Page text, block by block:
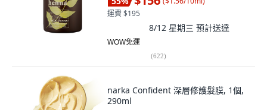
運費 $195
8/12 星期三 預計送達
WOW免運
(622)
narka Confident 深層修護髮膜, 1個,
290ml